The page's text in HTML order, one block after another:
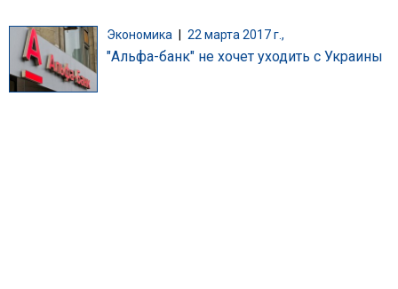
Экономика 22 марта 2017 г.,
"Альфа-банк" не хочет уходить с Украины